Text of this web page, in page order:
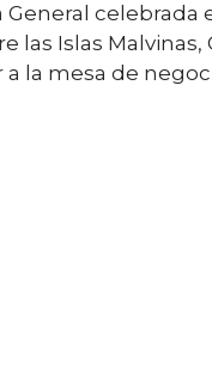
General
Islas
la mesa de